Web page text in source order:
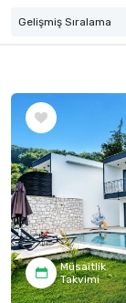
Müsaitlik
Takvimi